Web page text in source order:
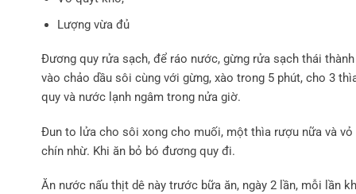
Lượng vừa đủ
Đương quy rửa sạch, để ráo nước, gừng rửa sạch thái
vào chảo dầu sôi cùng với gừng, xào trong 5 phút, cho 3
quy và nước lạnh ngâm trong nửa giờ.
Đun to lửa cho sôi xong cho muối, một thìa rượu nữa và
chín nhừ. Khi ăn bỏ bó đương quy đi.
Ăn nước nấu thịt dê này trước bữa ăn, ngày 2 lần, mỗi lần